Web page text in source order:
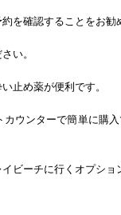
を確認することをお勧
い。
止め薬が便利です。
ウンターで簡単に購
ーチに行くオプシ